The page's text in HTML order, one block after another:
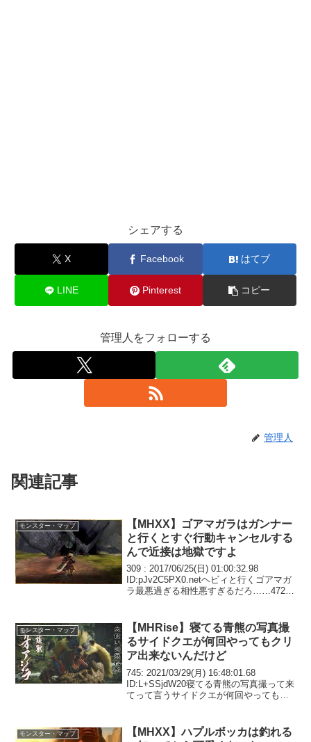
シェアする
X Facebook はてブ
LINE Pinterest コピー
管理人をフォローする
管理人
関連記事
モンスター・マップ
【MHXX】ゴアマガラはガンナー
と行くとすぐ行動キャンセルする
んで近接は地獄ですよ
309 : 2017/06/25(日) 01:00:32.98
ID:pJv2C5PX0.netヘビィと行くゴアマガ
ラ最悪過ぎる相性悪すぎるだろ……472 :
モンスター・マップ
【MHRise】寝てる青熊の写真撮
るサイドクエが何回やってもクリ
ア出来ないんだけど
745: 2021/03/29(月) 16:48:01.68
ID:L+SSjdW20寝てる青熊の写真撮って来
てって言うサイドクエが何回やってもク
わ754: 2021/...
モンスター・マップ
【MHXX】ハプルボッカは釣れる